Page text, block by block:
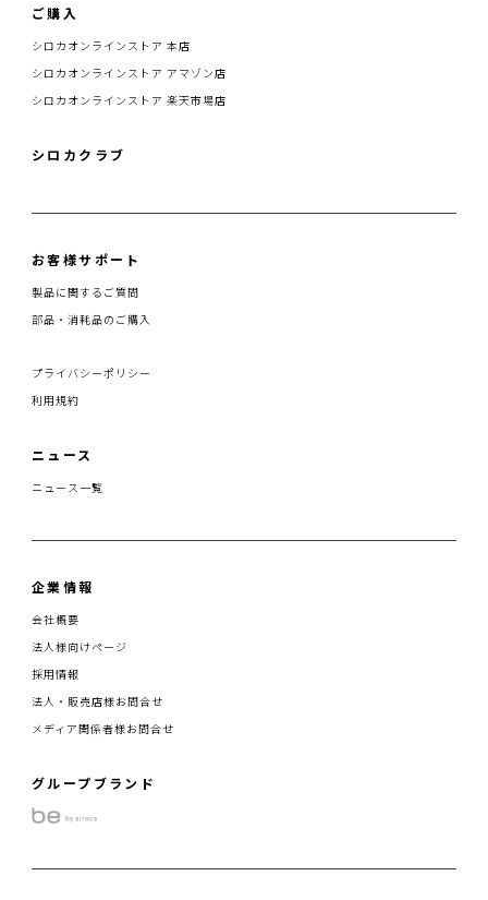
ご購入
シロカオンラインストア 本店
シロカオンラインストア アマゾン店
シロカオンラインストア 楽天市場店
シロカクラブ
お客様サポート
製品に関するご質問
部品・消耗品のご購入
プライバシーポリシー
利用規約
ニュース
ニュース一覧
企業情報
会社概要
法人様向けページ
採用情報
法人・販売店様お問合せ
メディア関係者様お問合せ
グループブランド